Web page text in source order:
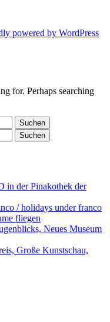
powered by WordPress
for. Perhaps searching
der Pinakothek der
/ holidays under franco
fliegen
Neues Museum
Große Kunstschau,